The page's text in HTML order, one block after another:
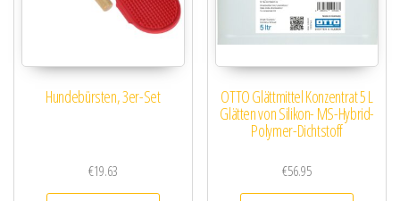
Hundebürsten, 3er-Set
€19.63
OTTO Glättmittel Konzentrat 5 L
Glätten von Silikon- MS-Hybrid-
Polymer-Dichtstoff
€56.95